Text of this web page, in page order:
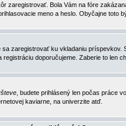
zaregistrovať. Bola Vám na fóre
meno a heslo. Obyčajne toto
zaregistrovať ku vkladaniu
doporučujeme. Zaberie to len
, budete prihlásený len počas práce
kaviarne, na univerzite atď.